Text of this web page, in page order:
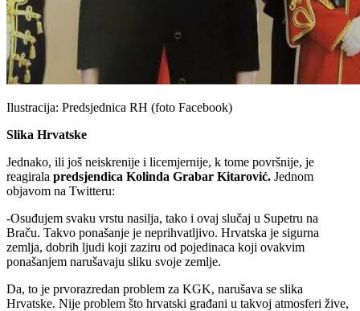
Ilustracija: Predsjednica RH (foto Facebook)
Slika Hrvatske
Jednako, ili još neiskrenije i licemjernije, k tome površnije, je
reagirala predsjendica Kolinda Grabar Kitarović. Jednom
objavom na Twitteru:
-Osuđujem svaku vrstu nasilja, tako i ovaj slučaj u Supetru na
Braču. Takvo ponašanje je neprihvatljivo. Hrvatska je sigurna
zemlja, dobrih ljudi koji zaziru od pojedinaca koji ovakvim
ponašanjem narušavaju sliku svoje zemlje.
Da, to je prvorazredan problem za KGK, narušava se slika
Hrvatske. Nije problem što hrvatski građani u takvoj atmosferi žive,